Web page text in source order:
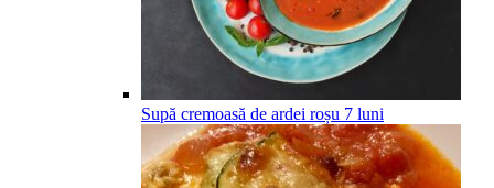
Supă cremoasă de ardei roșu 7 luni